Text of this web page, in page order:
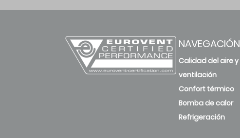
NAVEGACIÓN
Calidad del aire y
ventilación
Confort térmico
Bomba de calor
Refrigeración